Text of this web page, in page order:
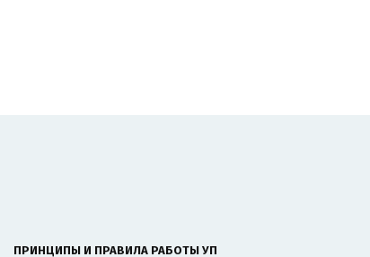
ПРИНЦИПЫ И ПРАВИЛА РАБОТЫ УП